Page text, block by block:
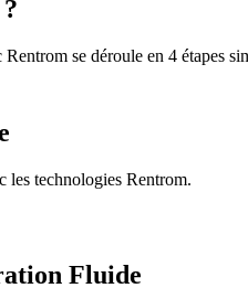
se déroule en 4 étapes
les technologies Rentrom.
Fluide